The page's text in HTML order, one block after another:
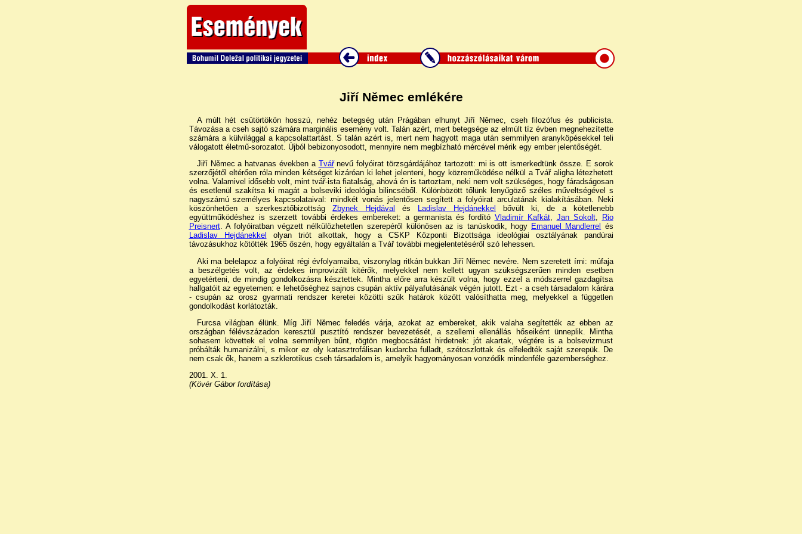
Jiří Němec emlékére
A múlt hét csütörtökön hosszú, nehéz betegség után Prágában elhunyt Jiří Němec, cseh filozófus és publicista.
Távozása a cseh sajtó számára marginális esemény volt. Talán azért, mert betegsége az elmúlt tíz évben megnehezítette
számára a külvilággal a kapcsolattartást. S talán azért is, mert nem hagyott maga után semmilyen aranyköpésekkel teli
válogatott életmű-sorozatot. Újból bebizonyosodott, mennyire nem megbízható mércével mérik egy ember jelentőségét.
Jiří Němec a hatvanas években a Tvářnevű folyóirat törzsgárdájához tartozott: mi is ott ismerkedtünk össze. E sorok
szerzőjétől eltérően róla minden kétséget kizáróan ki lehet jelenteni, hogy közreműködése nélkül a Tvář aligha létezhetett
volna. Valamivel idősebb volt, mint tvář-ista fiatalság, ahová én is tartoztam, neki nem volt szükséges, hogy fáradságosan
és esetlenül szakítsa ki magát a bolseviki ideológia bilincséből. Különbözött tőlünk lenyűgöző széles műveltségével s
nagyszámú személyes kapcsolataival: mindkét vonás jelentősen segített a folyóirat arculatának kialakításában. Neki
köszönhetően a szerkesztőbizottságZbynek Hejdával és Ladislav Hejdánekkel
bővült ki, de a kötetlenebb
együttműködéshez is szerzett további érdekes embereket: a germanista és fordító Vladimír Kafkát, Jan Sokolt,
Rio
Preisnert. A folyóiratban végzett nélkülözhetetlen szerepéről különösen az is tanúskodik, hogy Emanuel Mandlerrel
és
Ladislav Hejdánekkel
olyan triót alkottak, hogy a CSKP Központi Bizottsága ideológiai osztályának pandúrai
távozásukhoz kötötték 1965 őszén, hogy egyáltalán a Tvář további megjelentetéséről szó lehessen.
Aki ma belelapoz a folyóirat régi évfolyamaiba, viszonylag ritkán bukkan Jiří Němec nevére. Nem szeretett írni: múfaja
a beszélgetés volt, az érdekes improvizált kitérők, melyekkel nem kellett ugyan szükségszerűen minden esetben
egyetérteni, de mindig gondolkozásra késztettek. Mintha előre arra készült volna, hogy ezzel a módszerrel gazdagítsa
hallgatóit az egyetemen: e lehetőséghez sajnos csupán aktív pályafutásának végén jutott. Ezt - a cseh társadalom kárára
- csupán az orosz gyarmati rendszer keretei közötti szűk határok között valósíthatta meg, melyekkel a független
gondolkodást korlátozták.
Furcsa világban élünk. Míg Jiří Němec feledés várja, azokat az embereket, akik valaha segítették az ebben az
országban félévszázadon keresztül pusztító rendszer bevezetését, a szellemi ellenállás hőseiként ünneplik. Mintha
sohasem követtek el volna semmilyen bűnt, rögtön megbocsátást hirdetnek: jót akartak, végtére is a bolsevizmust
próbálták humanizálni, s mikor ez oly katasztrofálisan kudarcba fulladt, szétoszlottak és elfeledték saját szerepük. De
nem csak ők, hanem a szklerotikus cseh társadalom is, amelyik hagyományosan vonzódik mindenféle gazemberséghez.
2001. X. 1.
(Kövér Gábor fordítása)